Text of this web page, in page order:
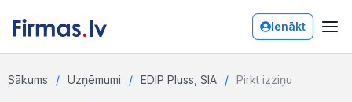
Ienākt
Sākums Uzņēmumi EDIP Pluss, SIA Pirkt izziņu